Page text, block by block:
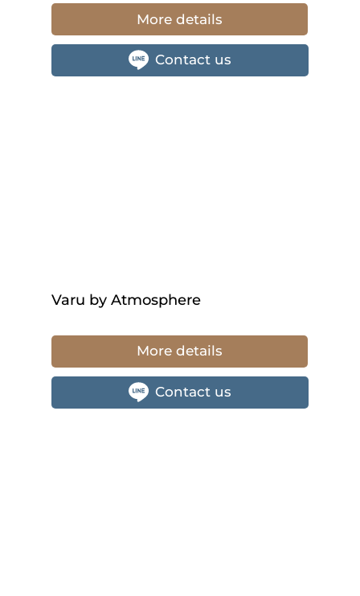
More details
Contact us
Varu by Atmosphere
More details
Contact us